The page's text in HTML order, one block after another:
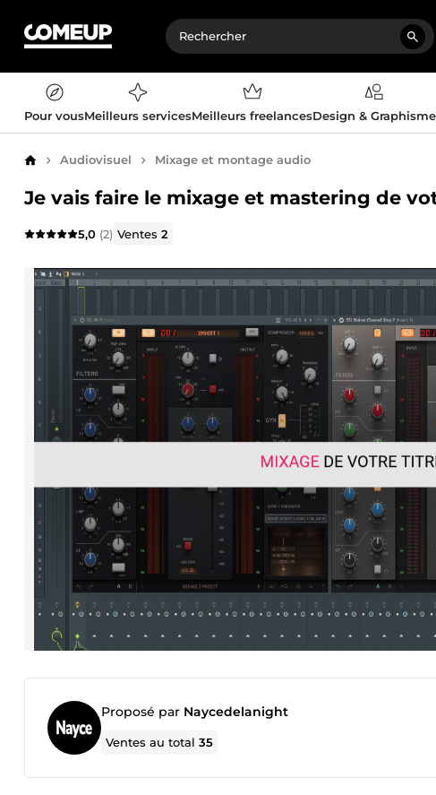
Pour vousMeilleurs servicesMeilleurs freelancesDesign & Graphisme
AccueilAudiovisuel Mixage et montage audio
Je vais faire le mixage et mastering de
5,0 (2) Ventes2
Proposé par Naycedelanight
Ventes au total35